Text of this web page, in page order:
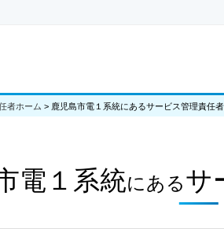
者ホーム > 鹿児島市電１系統にあるサービス管理責任者
電１系統にあるサ